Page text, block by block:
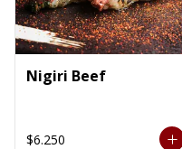
Nigiri Beef
$6.250